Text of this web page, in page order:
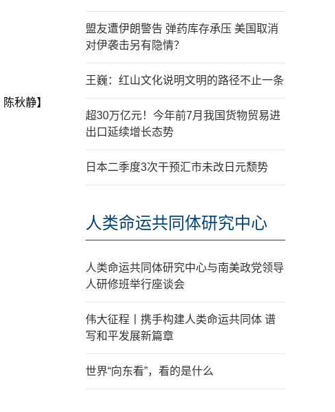
秋静】
盟友遭伊朗警告 弹药库存承压 美国取消
对伊袭击另有隐情？
王巍：红山文化说明文明的路径不止一条
超30万亿元！今年前7月我国货物贸易进
出口延续增长态势
日本二季度3次干预汇市未改日元颓势
人类命运共同体研究中心
人类命运共同体研究中心与南美政党领导
人研修班举行座谈会
伟大征程丨携手构建人类命运共同体 谱
写和平发展新篇章
世界“向东看”，看的是什么